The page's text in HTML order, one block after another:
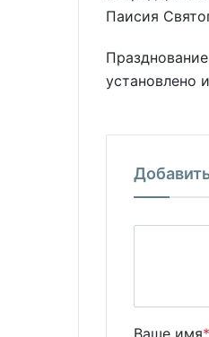
Паисия
установлено